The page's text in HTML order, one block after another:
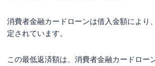
消費者金融カードローンは借入金額により
定されています。
この最低返済額は、消費者金融カードロー